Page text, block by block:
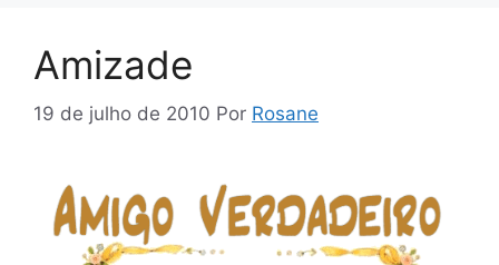
Amizade
19 de julho de 2010 Por Rosane